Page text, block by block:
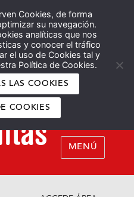
Cookies, de forma
su navegación.
analíticas que nos
y conocer el tráfico
el uso de Cookies tal y
Política de Cookies.
LAS COOKIES
COOKIES
Español English
MENÚ